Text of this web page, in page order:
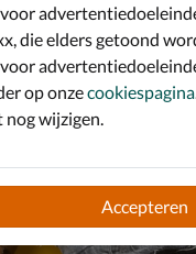
Jr.
- zwart
vanaf € 48,99
,99
die elders getoond
op onzecookiespagina
wijzigen.
Accepteren